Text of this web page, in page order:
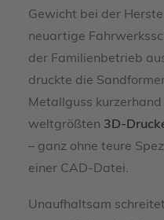
Gewicht bei der
neuartige
der Familienbetrieb
druckte die
Metallguss
weltgrößten 3D-
– ganz ohne teure
einer CAD-Datei.
Unaufhaltsam